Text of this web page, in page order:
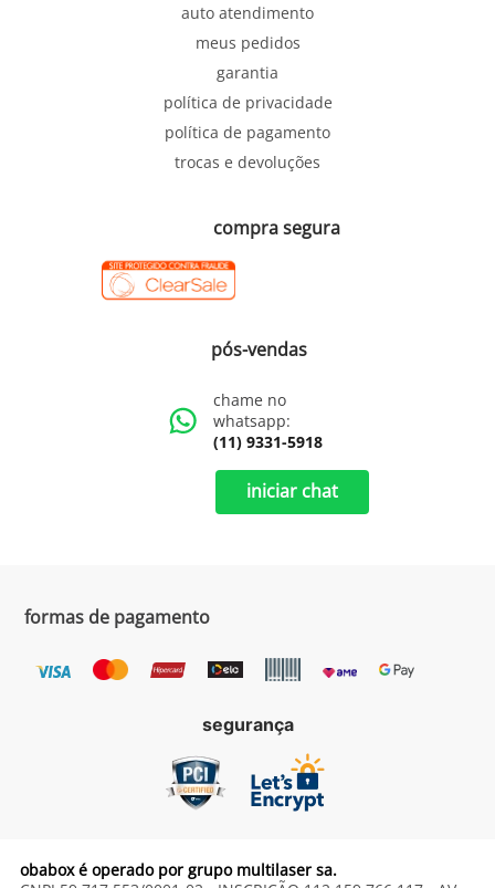
auto atendimento
meus pedidos
garantia
política de privacidade
política de pagamento
trocas e devoluções
compra segura
pós-vendas
chame no
whatsapp:
(11) 9331-5918
iniciar chat
formas de pagamento
segurança
obabox é operado por grupo multilaser sa.